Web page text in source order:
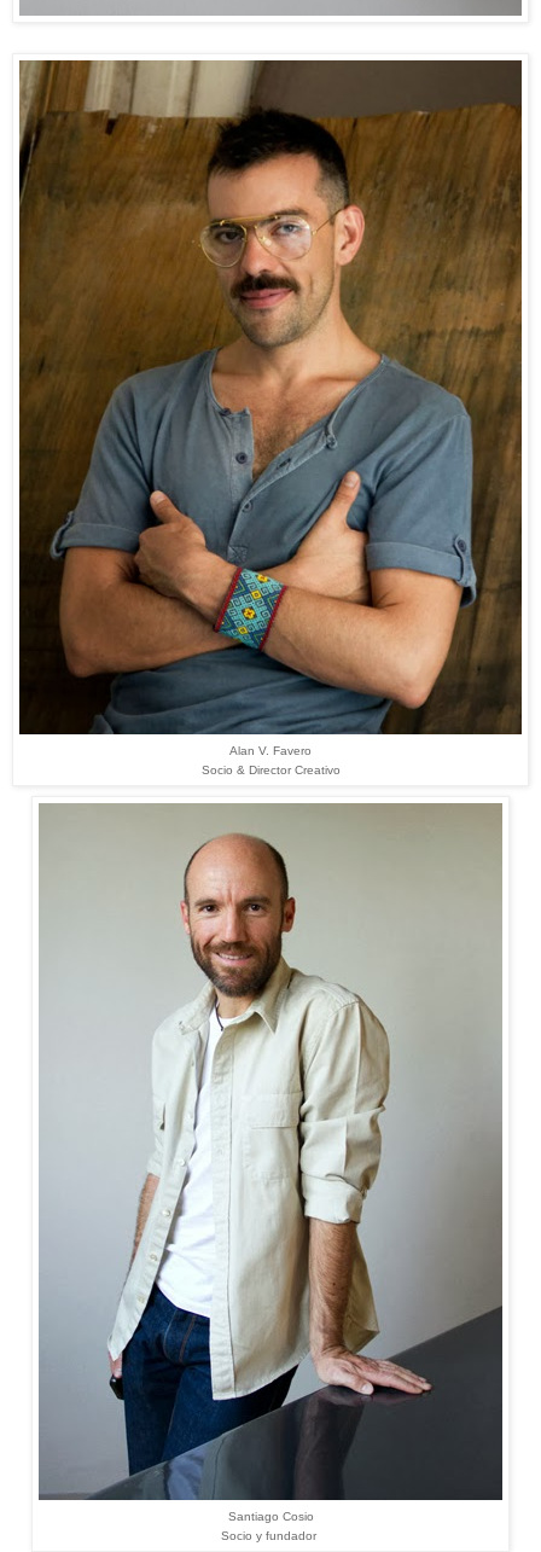
Alan V. Favero
Socio & Director Creativo
Santiago Cosio
Socio y fundador